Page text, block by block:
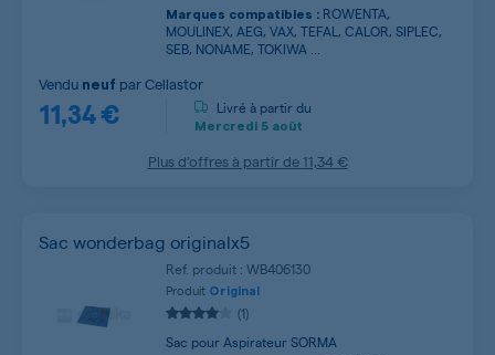
Marques compatibles : ROWENTA,
MOULINEX, AEG, VAX, TEFAL, CALOR, SIPLEC,
SEB, NONAME, TOKIWA ...
11,34 €
Vendu neuf parCellastor
Livré à partir du
Mercredi 5 août
Plus d’offres à partir de11,34 €
Sac wonderbag originalx5
Ref. produit : WB406130
Produit Original
(1)
Sac pour Aspirateur SORMA